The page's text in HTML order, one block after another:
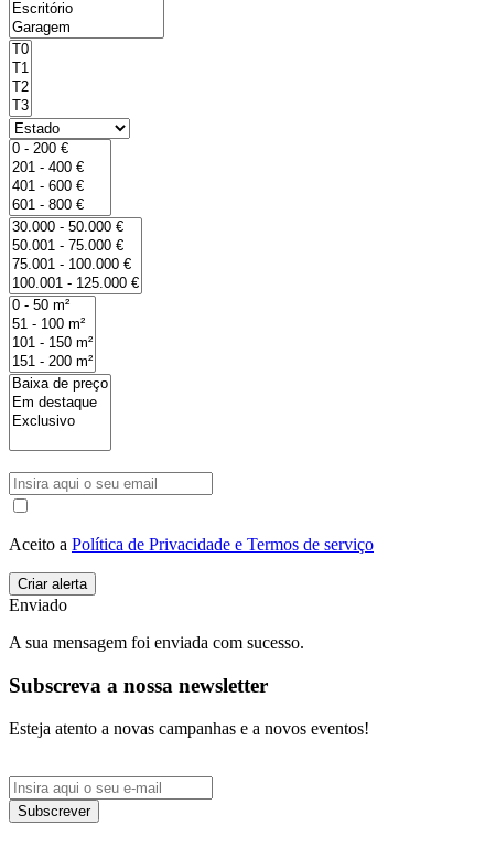
Aceito a Política de Privacidade e Termos de serviço
Enviado
A sua mensagem foi enviada com sucesso.
Subscreva a nossa newsletter
Esteja atento a novas campanhas e a novos eventos!